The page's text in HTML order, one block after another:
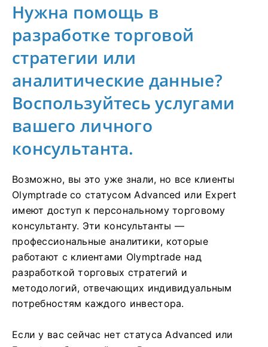
Нужна помощь в
разработке торговой
стратегии или
аналитические данные?
Воспользуйтесь услугами
вашего личного
консультанта.
Возможно, вы это уже знали, но все клиенты
Olymptrade со статусом Advanced или Expert
имеют доступ к персональному торговому
консультанту. Эти консультанты —
профессиональные аналитики, которые
работают с клиентами Olymptrade над
разработкой торговых стратегий и
методологий, отвечающих индивидуальным
потребностям каждого инвестора.
Если у вас сейчас нет статуса Advanced или